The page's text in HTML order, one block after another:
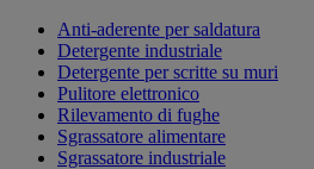
Anti-aderente per saldatura
Detergente industriale
Detergente per scritte su muri
Pulitore elettronico
Rilevamento di fughe
Sgrassatore alimentare
Sgrassatore industriale